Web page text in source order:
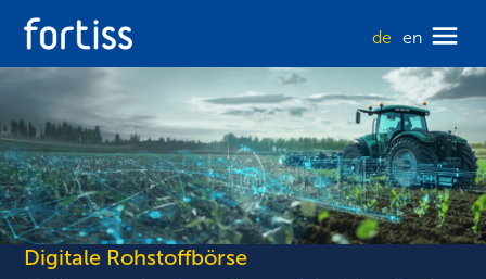
de en
Digitale Rohstoffbörse